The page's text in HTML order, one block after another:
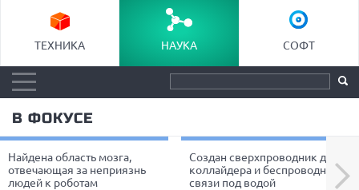
ТЕХНИКА НАУКА СОФТ
В ФОКУСЕ
Найдена область мозга,
отвечающая за неприязнь
людей к роботам
Создан сверхпроводник для
коллайдера и беспроводной
связи под водой
Next